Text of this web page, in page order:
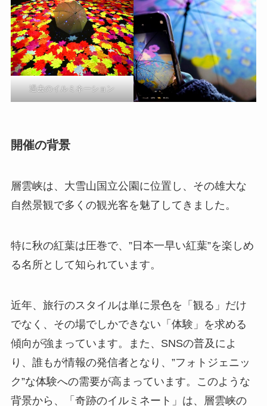
過去のイルミネーション
開催の背景
層雲峡は、大雪山国立公園に位置し、その雄大な
自然景観で多くの観光客を魅了してきました。
特に秋の紅葉は圧巻で、”日本一早い紅葉”を楽しめ
る名所として知られています。
近年、旅行のスタイルは単に景色を「観る」だけ
でなく、その場でしかできない「体験」を求める
傾向が強まっています。また、SNSの普及によ
り、誰もが情報の発信者となり、”フォトジェニッ
ク”な体験への需要が高まっています。このような
背景から、「奇跡のイルミネート」は、層雲峡の